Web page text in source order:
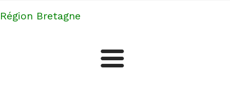
Région Bretagne